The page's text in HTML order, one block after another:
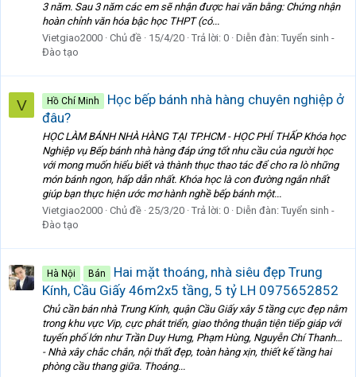
3 năm. Sau 3 năm các em sẽ nhận được hai văn bằng: Chứng nhận
hoàn chỉnh văn hóa bậc học THPT (có...
Vietgiao2000 Chủ đề 15/4/20 Trả lời: 0 Diễn đàn: Tuyển sinh -
Đào tạo
V Hồ Chí Minh
Học bếp bánh nhà hàng chuyên nghiệp ở
đâu?
HỌC LÀM BÁNH NHÀ HÀNG TẠI TP.HCM - HỌC PHÍ THẤP Khóa học
Nghiệp vụ Bếp bánh nhà hàng đáp ứng tốt nhu cầu của người học
với mong muốn hiểu biết và thành thục thao tác để cho ra lò những
món bánh ngon, hấp dẫn nhất. Khóa học là con đường ngắn nhất
giúp bạn thực hiện ước mơ hành nghề bếp bánh một...
Vietgiao2000 Chủ đề 25/3/20 Trả lời: 0 Diễn đàn: Tuyển sinh -
Đào tạo
Hà Nội Bán
Hai mặt thoáng, nhà siêu đẹp Trung
Kính, Cầu Giấy 46m2x5 tầng, 5 tỷ LH 0975652852
Chủ cần bán nhà Trung Kính, quận Cầu Giấy xây 5 tầng cực đẹp nằm
trong khu vực Vip, cực phát triển, giao thông thuận tiện tiếp giáp với
tuyến phố lớn như Trần Duy Hưng, Phạm Hùng, Nguyễn Chí Thanh…
- Nhà xây chắc chắn, nội thất đẹp, toàn hàng xịn, thiết kế tầng hai
phòng cầu thang giữa. Thoáng...